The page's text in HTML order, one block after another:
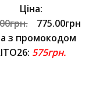
Ціна:
775.00грн
з промокодом
575грн.